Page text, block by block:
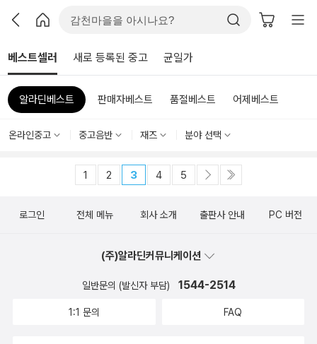
베스트셀러 새로 등록된 중고 균일가
알라딘베스트 판매자베스트 품절베스트 어제베스트
온라인중고 중고음반 재즈 분야 선택
1 2 3 4 5
로그인 전체 메뉴 회사 소개 출판사 안내 PC 버전
(주)알라딘커뮤니케이션
일반문의 (발신자 부담) 1544-2514
1:1 문의 FAQ